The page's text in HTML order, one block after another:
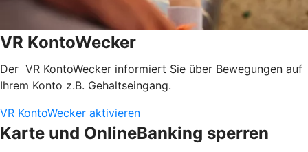
VR KontoWecker
Der VR KontoWecker informiert Sie über Bewegungen auf
Ihrem Konto z.B. Gehaltseingang.
VR KontoWecker aktivieren
Karte und OnlineBanking sperren